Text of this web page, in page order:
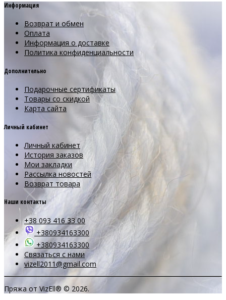
Информация
Возврат и обмен
Оплата
Информация о доставке
Политика конфиденциальности
Дополнительно
Подарочные сертификаты
Товары со скидкой
Карта сайта
Личный кабинет
Личный кабинет
История заказов
Мои закладки
Рассылка новостей
Возврат товара
Наши контакты
+38 093 416 33 00
+380934163300
+380934163300
Связаться с нами
vizell2011@gmail.com
Пряжа от VizEll® © 2026.